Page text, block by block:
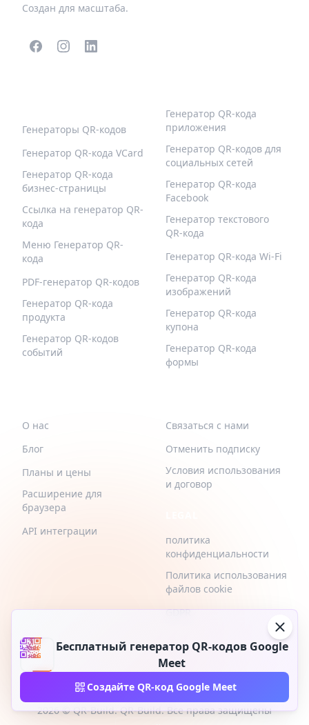
Бесплатный генератор QR-кодов Google
Meet
Создайте QR-код Google Meet
Создан для масштаба.
Генераторы QR-кодов
Генератор QR-кода VCard
Генератор QR-кода
бизнес-страницы
Ссылка на генератор QR-
кода
Меню Генератор QR-
кода
PDF-генератор QR-кодов
Генератор QR-кода
продукта
Генератор QR-кодов
событий
Генератор QR-кода
приложения
Генератор QR-кодов для
социальных сетей
Генератор QR-кода
Facebook
Генератор текстового
QR-кода
Генератор QR-кода Wi-Fi
Генератор QR-кода
изображений
Генератор QR-кода
купона
Генератор QR-кода
формы
О нас
Блог
Планы и цены
Расширение для
браузера
API интеграции
Связаться с нами
Отменить подписку
Условия использования
и договор
политика
конфиденциальности
Политика использования
файлов cookie
GDPR
2026 © QR-Build. QR-Build. Все права защищены